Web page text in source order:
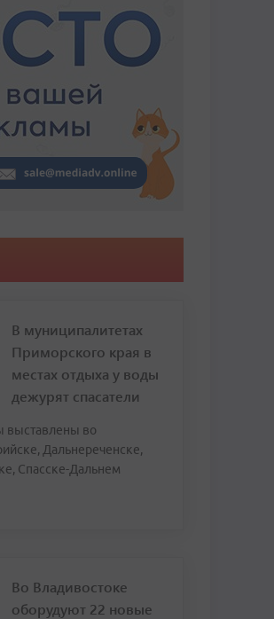
В муниципалитетах
Приморского края в
местах отдыха у воды
дежурят спасатели
выставлены во
Дальнереченске,
Спасске-Дальнем
Во Владивостоке
оборудуют 22 новые